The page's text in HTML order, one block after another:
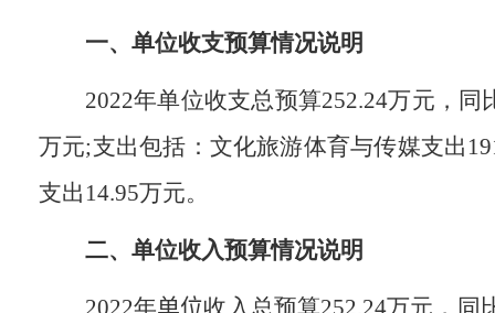
一、单位收支预算情况说明
2022年单位收支总预算252.24万元，同
万元;支出包括：文化旅游体育与传媒支出
支出 14.95万元。
二、单位收入预算情况说明
2022年单位收入总预算252.24万元， 同